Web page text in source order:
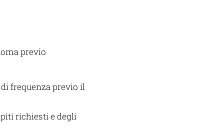
previo
frequenza previo il
richiesti e degli